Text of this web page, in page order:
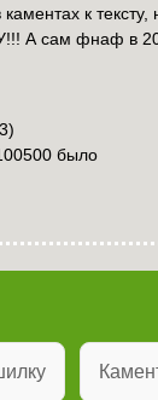
к тексту,
А сам фнаф в
было